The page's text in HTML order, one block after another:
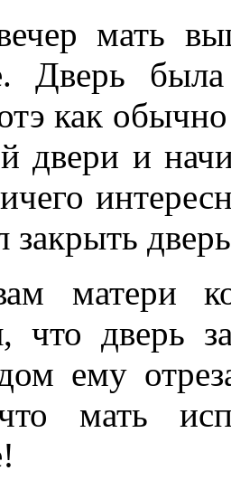
мать
Дверь
как обычно
двери и
закрыть
матери
что дверь
ему
мать